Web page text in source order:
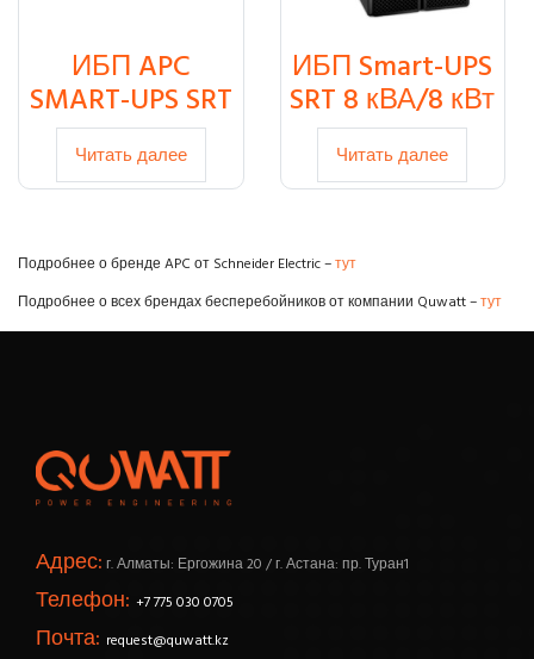
ИБП APC
SMART-UPS SRT
Читать далее
ИБП Smart-UPS
SRT 8 кВА/8 кВт
Читать далее
Подробнее о бренде APC от Schneider Electric –тут
Подробнее о всех брендах бесперебойников от компании Quwatt –тут
Адрес: г. Алматы: Ергожина 20 / г. Астана: пр. Туран1
Телефон: +7 775 030 0705
Почта: request@quwatt.kz